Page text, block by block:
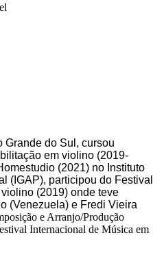
Grande do Sul, cursou
em violino (2019-
(2021) no Instituto
(IGAP), participou do Festival
(2019) onde teve
(Venezuela) e Fredi Vieira
e Arranjo/Produção
Internacional de Música em